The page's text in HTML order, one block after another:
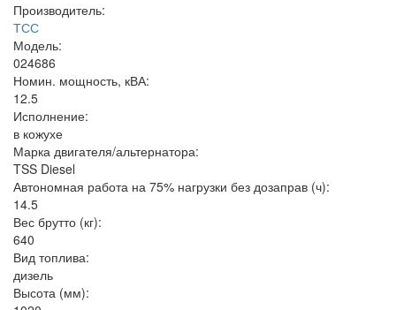
Производитель:
ТСС
Модель:
024686
Номин. мощность, кВА:
12.5
Исполнение:
в кожухе
Марка двигателя/альтернатора:
TSS Diesel
Автономная работа на 75% нагрузки без дозаправ (ч):
14.5
Вес брутто (кг):
640
Вид топлива:
дизель
Высота (мм):